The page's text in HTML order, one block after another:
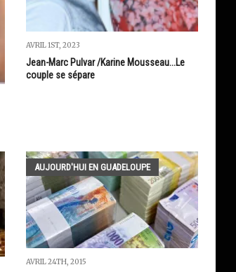
AVRIL 1ST, 2023
Jean-Marc Pulvar /Karine Mousseau...Le
couple se sépare
AUJOURD'HUI EN GUADELOUPE
AVRIL 24TH, 2015